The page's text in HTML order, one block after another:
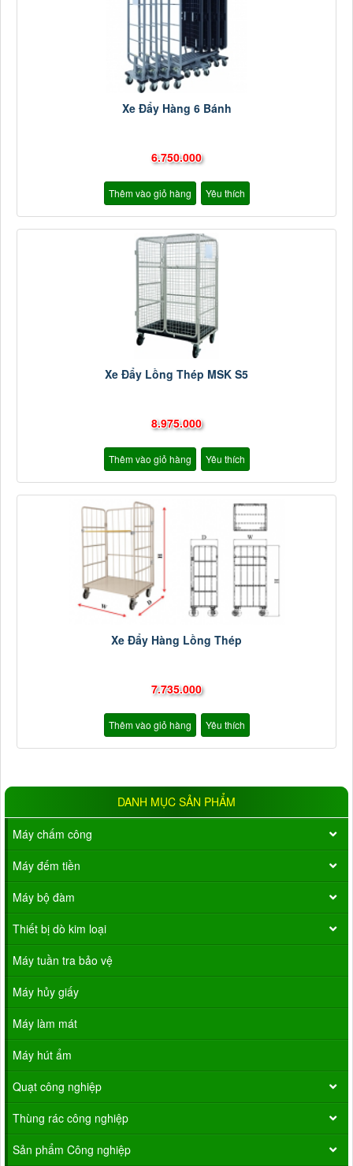
Xe Đẩy Hàng 6 Bánh
6.750.000
Thêm vào giỏ hàng Yêu thích
Xe Đẩy Lồng Thép MSK S5
8.975.000
Thêm vào giỏ hàng Yêu thích
Xe Đẩy Hàng Lồng Thép
7.735.000
Thêm vào giỏ hàng Yêu thích
DANH MỤC SẢN PHẨM
Máy chấm công
Máy đếm tiền
Máy bộ đàm
Thiết bị dò kim loại
Máy tuần tra bảo vệ
Máy hủy giấy
Máy làm mát
Máy hút ẩm
Quạt công nghiệp
Thùng rác công nghiệp
Sản phẩm Công nghiệp